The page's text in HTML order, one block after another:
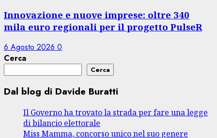
Innovazione e nuove imprese: oltre 340
mila euro regionali per il progetto PulseR
6 Agosto 2026 0
Cerca
Cerca
Dal blog di Davide Buratti
Il Governo ha trovato la strada per fare una legge
di bilancio elettorale
Miss Mamma, concorso unico nel suo genere